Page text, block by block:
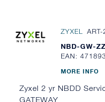
ZYXEL
NBD-GW-
EAN:
MORE INFO
Zyxel 2 yr NBDD
GATEWAY